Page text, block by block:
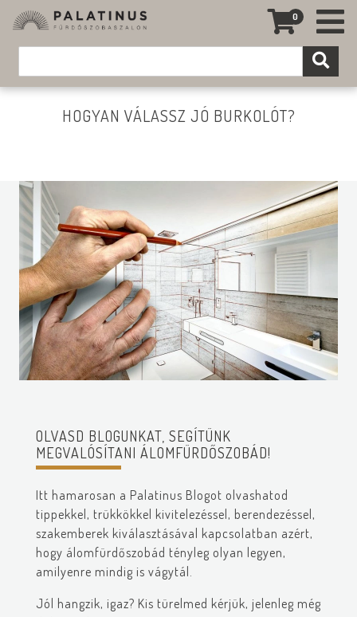
0
HOGYAN VÁLASSZ JÓ BURKOLÓT?
OLVASD BLOGUNKAT, SEGÍTÜNK
MEGVALÓSÍTANI ÁLOMFÜRDŐSZOBÁD!
Itt hamarosan a Palatinus Blogot olvashatod
tippekkel, trükkökkel kivitelezéssel, berendezéssel,
szakemberek kiválasztásával kapcsolatban azért,
hogy álomfürdőszobád tényleg olyan legyen,
amilyenre mindig is vágytál.
Jól hangzik, igaz? Kis türelmed kérjük, jelenleg még